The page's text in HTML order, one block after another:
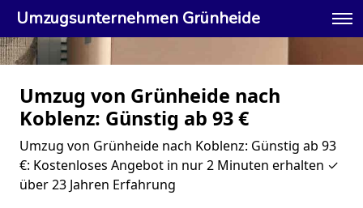
Umzugsunternehmen Grünheide
Umzug von Grünheide nach
Koblenz: Günstig ab 93 €
Umzug von Grünheide nach Koblenz: Günstig ab 93
€: Kostenloses Angebot in nur 2 Minuten erhalten ✓
über 23 Jahren Erfahrung